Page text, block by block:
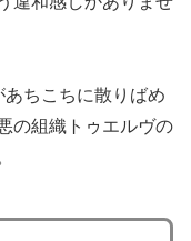
ちこちに散りばめ
の組織トゥエルヴの